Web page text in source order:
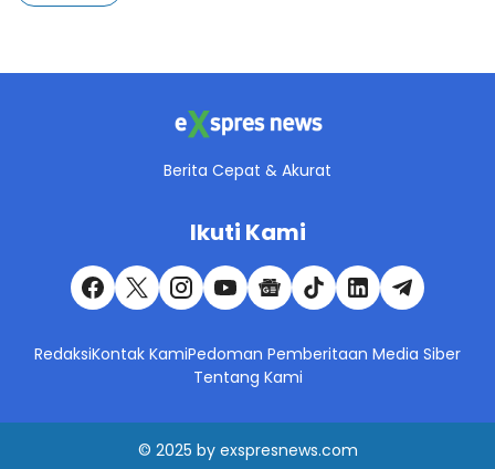
Berita Cepat & Akurat
Ikuti Kami
RedaksiKontak KamiPedoman Pemberitaan Media Siber
Tentang Kami
© 2025 by exspresnews.com